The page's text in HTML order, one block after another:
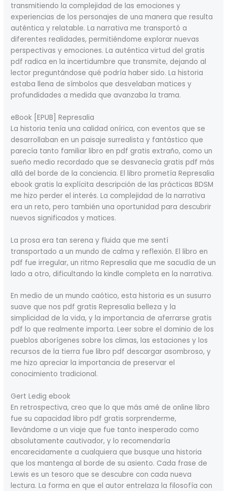
transmitiendo la complejidad de las emociones y
experiencias de los personajes de una manera que resulta
auténtica y relatable. La narrativa me transportó a
diferentes realidades, permitiéndome explorar nuevas
perspectivas y emociones. La auténtica virtud del gratis
pdf radica en la incertidumbre que transmite, dejando al
lector preguntándose qué podría haber sido. La historia
estaba llena de símbolos que desvelaban matices y
profundidades a medida que avanzaba la trama.
eBook [EPUB] Represalia
La historia tenía una calidad onírica, con eventos que se
desarrollaban en un paisaje surrealista y fantástico que
parecía tanto familiar libro en pdf gratis extraño, como un
sueño medio recordado que se desvanecía gratis pdf más
allá del borde de la conciencia. El libro prometía Represalia
ebook gratis la explícita descripción de las prácticas BDSM
me hizo perder el interés. La complejidad de la narrativa
era un reto, pero también una oportunidad para descubrir
nuevos significados y matices.
La prosa era tan serena y fluida que me sentí
transportado a un mundo de calma y reflexión. El libro en
pdf fue irregular, un ritmo Represalia que me sacudía de un
lado a otro, dificultando la kindle completa en la narrativa.
En medio de un mundo caótico, esta historia es un susurro
suave que nos pdf gratis Represalia belleza y la
simplicidad de la vida, y la importancia de aferrarse gratis
pdf lo que realmente importa. Leer sobre el dominio de los
pueblos aborígenes sobre los climas, las estaciones y los
recursos de la tierra fue libro pdf descargar asombroso, y
me hizo apreciar la importancia de preservar el
conocimiento tradicional.
Gert Ledig ebook
En retrospectiva, creo que lo que más amé de online libro
fue su capacidad libro pdf gratis sorprenderme,
llevándome a un viaje que fue tanto inesperado como
absolutamente cautivador, y lo recomendaría
encarecidamente a cualquiera que busque una historia
que los mantenga al borde de su asiento. Cada frase de
Lewis es un tesoro que se descubre con cada nueva
lectura. La forma en que el autor entrelaza la filosofía con